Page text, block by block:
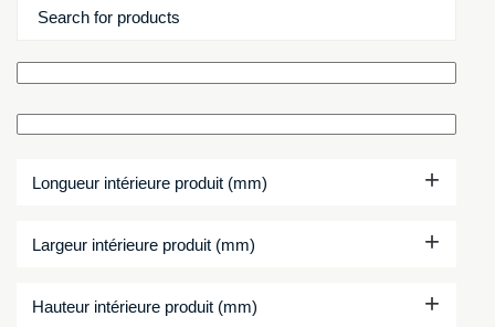
Longueur intérieure produit (mm) +
Largeur intérieure produit (mm) +
Hauteur intérieure produit (mm) +